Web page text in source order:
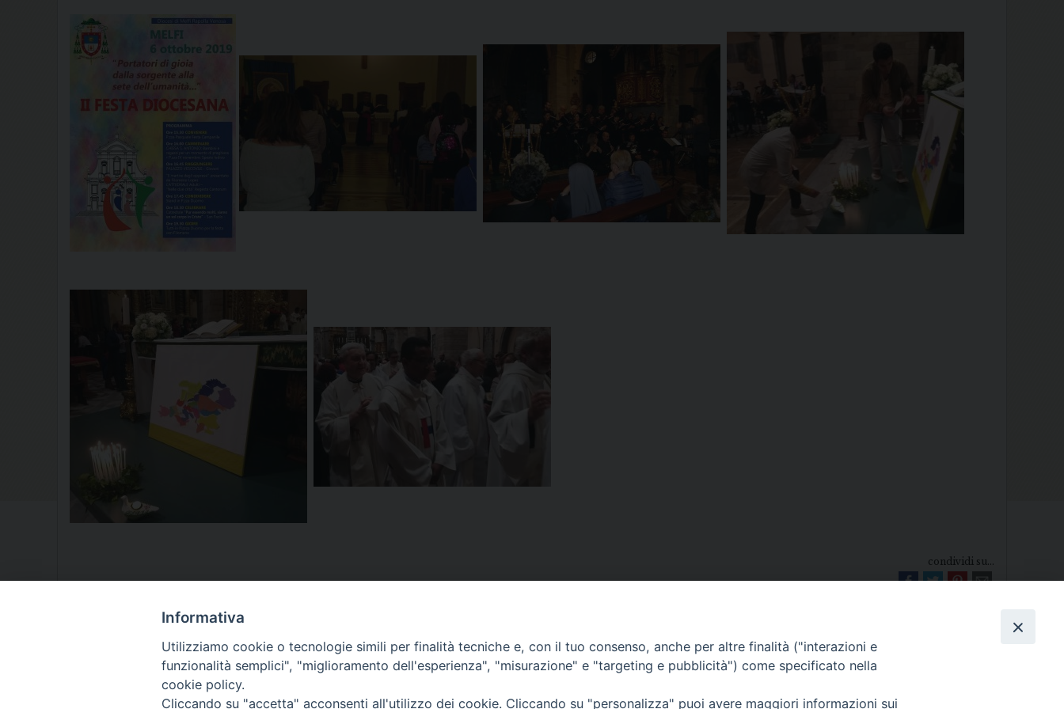
condividi su...
Informativa
Utilizziamo cookie o tecnologie simili per finalità tecniche e, con il tuo consenso, anche per altre finalità ("interazioni e
funzionalità semplici", "miglioramento dell'esperienza", "misurazione" e "targeting e pubblicità") come specificato nella
cookie policy.
Cliccando su "accetta" acconsenti all'utilizzo dei cookie. Cliccando su "personalizza" puoi avere maggiori informazioni sui